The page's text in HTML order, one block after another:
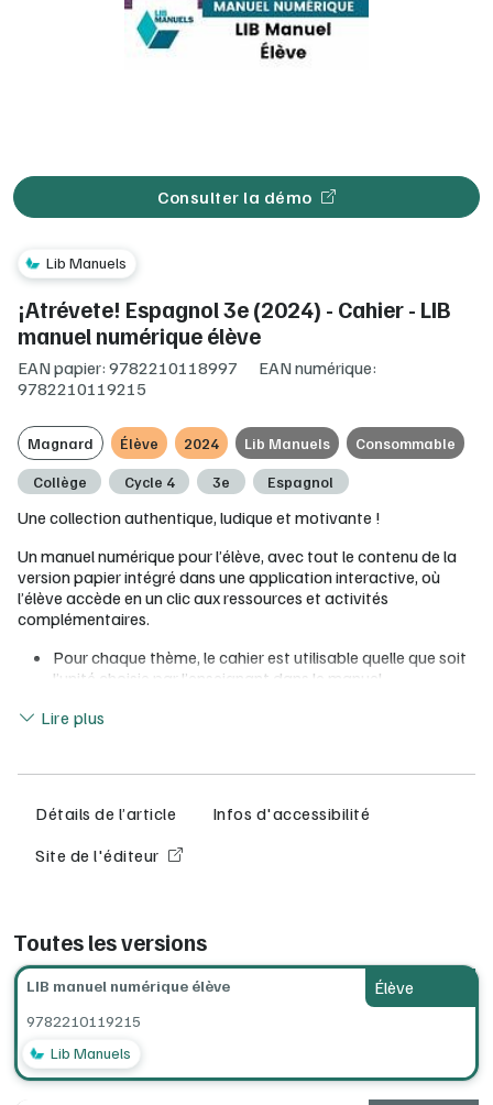
Consulter la démo
Lib Manuels
¡Atrévete! Espagnol 3e (2024) - Cahier - LIB
manuel numérique élève
EAN papier: 9782210118997
EAN numérique:
9782210119215
Magnard Élève 2024 Lib Manuels Consommable
Collège Cycle 4 3e Espagnol
Une collection authentique, ludique et motivante !
Un manuel numérique pour l’élève, avec tout le contenu de la
version papier intégré dans une application interactive, où
l’élève accède en un clic aux ressources et activités
complémentaires.
Pour chaque thème, le cahier est utilisable quelle que soit
l’unité choisie par l’enseignant dans le manuel
l’autonomie
Des évaluations de CO, CE, EE, EO à partir de documents
authentiques nouveaux
Despages de méthodologieavec des cas pratiques et
des conseils concrets, pas à pas
Une rubrique « Mi año de español
Lire plus
Détails de l’article
Infos d'accessibilité
Site de l'éditeur
Toutes les versions
Élève
LIB manuel numérique élève
9782210119215
Lib Manuels